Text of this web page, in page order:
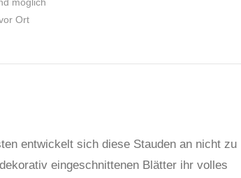
Ort
entwickelt sich diese Stauden an nicht zu
eingeschnittenen Blätter ihr volles